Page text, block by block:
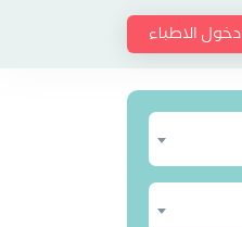
دخول الاطباء